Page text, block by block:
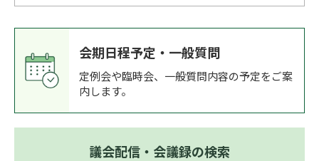
会期日程予定・一般質問
定例会や臨時会、一般質問内容の予定をご案
内します。
議会配信・会議録の検索